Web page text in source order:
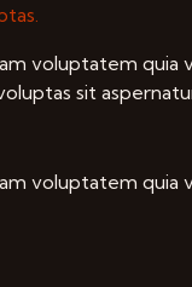
voluptatem
sit
voluptatem